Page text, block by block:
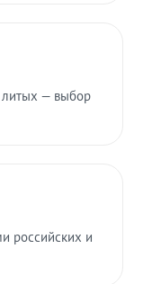
литых — выбор
российских и